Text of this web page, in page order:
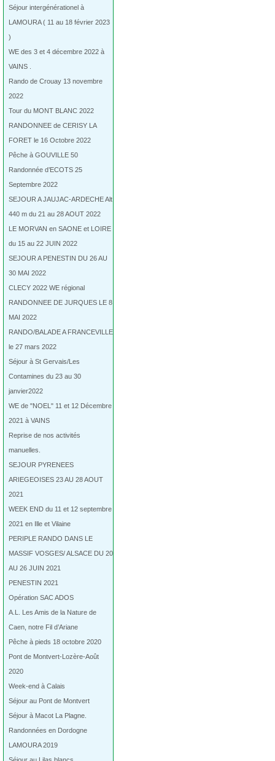
Séjour intergénérationel à
LAMOURA ( 11 au 18 février 2023
)
WE des 3 et 4 décembre 2022 à
VAINS .
Rando de Crouay 13 novembre
2022
Tour du MONT BLANC 2022
RANDONNEE de CERISY LA
FORET le 16 Octobre 2022
Pêche à GOUVILLE 50
Randonnée d’ECOTS 25
Septembre 2022
SEJOUR A JAUJAC-ARDECHE Alt
440 m du 21 au 28 AOUT 2022
LE MORVAN en SAONE et LOIRE
du 15 au 22 JUIN 2022
SEJOUR A PENESTIN DU 26 AU
30 MAI 2022
CLECY 2022 WE régional
RANDONNEE DE JURQUES LE 8
MAI 2022
RANDO/BALADE A FRANCEVILLE
le 27 mars 2022
Séjour à St Gervais/Les
Contamines du 23 au 30
janvier2022
WE de "NOEL" 11 et 12 Décembre
2021 à VAINS
Reprise de nos activités
manuelles.
SEJOUR PYRENEES
ARIEGEOISES 23 AU 28 AOUT
2021
WEEK END du 11 et 12 septembre
2021 en Ille et Vilaine
PERIPLE RANDO DANS LE
MASSIF VOSGES/ ALSACE DU 20
AU 26 JUIN 2021
PENESTIN 2021
Opération SAC ADOS
A.L. Les Amis de la Nature de
Caen, notre Fil d’Ariane
Pêche à pieds 18 octobre 2020
Pont de Montvert-Lozère-Août
2020
Week-end à Calais
Séjour au Pont de Montvert
Séjour à Macot La Plagne.
Randonnées en Dordogne
LAMOURA 2019